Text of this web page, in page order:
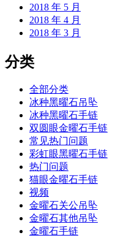
2018 年 5 月
2018 年 4 月
2018 年 3 月
分类
全部分类
冰种黑曜石吊坠
冰种黑曜石手链
双圆眼金曜石手链
常见热门问题
彩虹眼黑曜石手链
热门问题
猫眼金曜石手链
视频
金曜石关公吊坠
金曜石其他吊坠
金曜石手链